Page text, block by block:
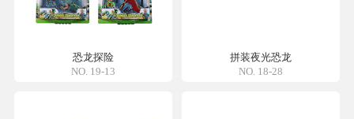
恐龙探险
NO. 19-13
拼装夜光恐龙
NO. 18-28